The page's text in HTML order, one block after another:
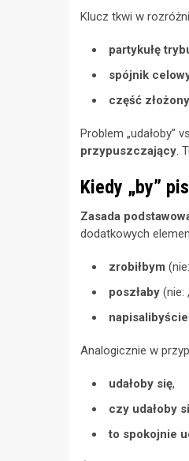
Klucz tkwi w
partykułę
spójnik
część
Problem „udałoby”
przypuszczający.
Kiedy „by”
Zasada
dodatkowych
zrobiłbym
poszłaby (nie:
napisalibyście
Analogicznie w
udałoby się,
czy udałoby
to spokojnie